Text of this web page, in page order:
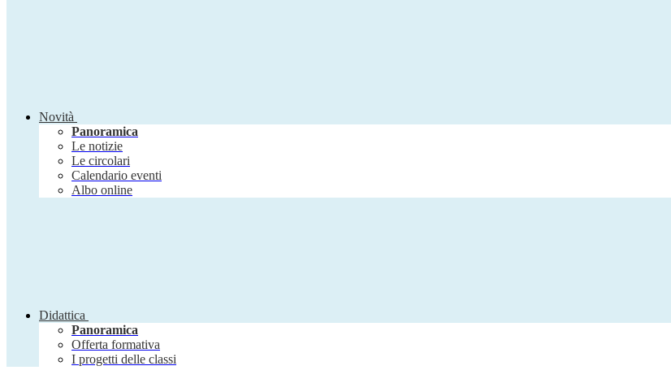
Novità
Panoramica
Le notizie
Le circolari
Calendario eventi
Albo online
Didattica
Panoramica
Offerta formativa
I progetti delle classi